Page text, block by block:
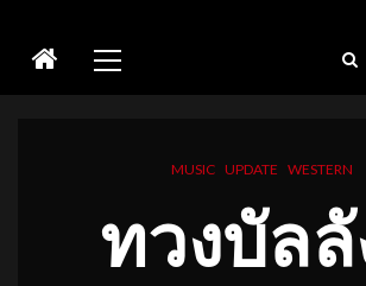
Menu
MUSIC UPDATE WESTERN
ทวงบัล